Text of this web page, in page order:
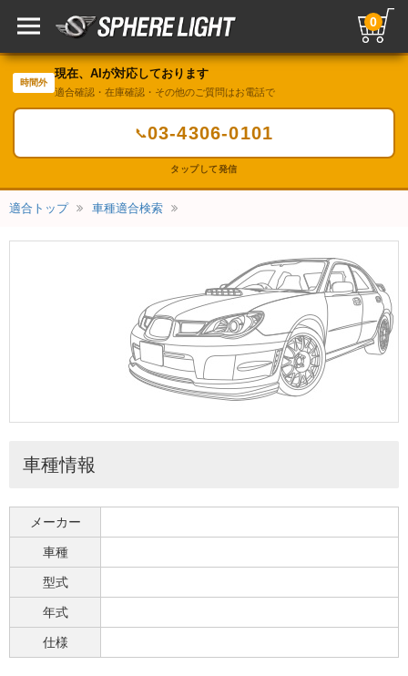
0
時間外
現在、AIが対応しております
適合確認・在庫確認・その他のご質問はお電話で
📞03-4306-0101
タップして発信
適合トップ 車種適合検索
車種情報
メーカー
車種
型式
年式
仕様